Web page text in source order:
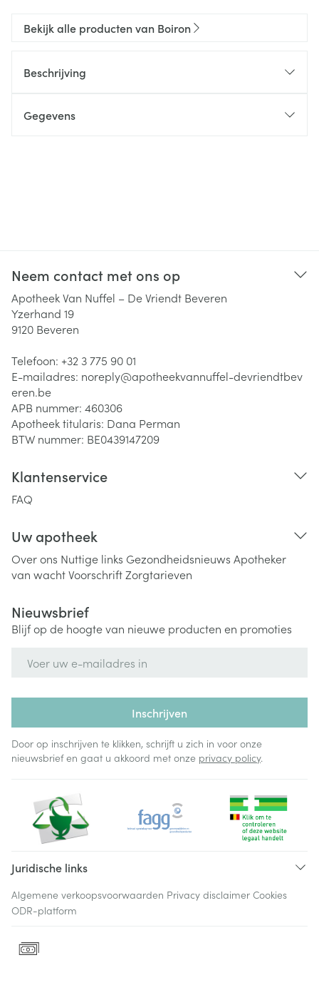
Bekijk alle producten van Boiron
Beschrijving
Gegevens
Neem contact met ons op
Apotheek Van Nuffel – De Vriendt Beveren
Yzerhand 19
9120 Beveren
Telefoon: +32 3 775 90 01
E-mailadres: noreply@apotheekvannuffel-devriendtbev
eren.be
APB nummer: 460306
Apotheek titularis: Dana Perman
BTW nummer: BE0439147209
Klantenservice
FAQ
Uw apotheek
Over ons Nuttige links Gezondheidsnieuws Apotheker
van wachtVoorschriftZorgtarieven
Nieuwsbrief
Blijf op de hoogte van nieuwe producten en promoties
Inschrijven
Door op inschrijven te klikken, schrijft u zich in voor onze
nieuwsbrief en gaat u akkoord met onze privacy policy.
Juridische links
Algemene verkoopsvoorwaarden Privacy disclaimer Cookies
ODR-platform